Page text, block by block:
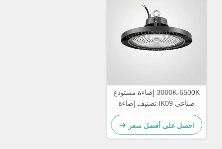
3000K-6500K إضاءة مستودع
صناعي IK09 تصنيف إضاءة
LED عالية الخليج
احصل على أفضل سعر